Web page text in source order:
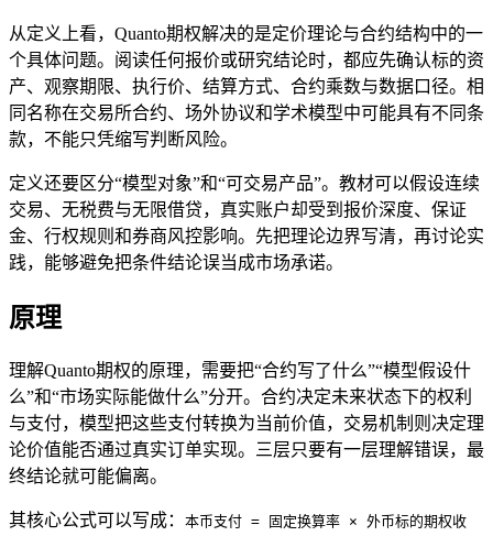
从定义上看，Quanto期权解决的是定价理论与合约结构中的一
个具体问题。阅读任何报价或研究结论时，都应先确认标的资
产、观察期限、执行价、结算方式、合约乘数与数据口径。相
同名称在交易所合约、场外协议和学术模型中可能具有不同条
款，不能只凭缩写判断风险。
定义还要区分“模型对象”和“可交易产品”。教材可以假设连续
交易、无税费与无限借贷，真实账户却受到报价深度、保证
金、行权规则和券商风控影响。先把理论边界写清，再讨论实
践，能够避免把条件结论误当成市场承诺。
原理
理解Quanto期权的原理，需要把“合约写了什么”“模型假设什
么”和“市场实际能做什么”分开。合约决定未来状态下的权利
与支付，模型把这些支付转换为当前价值，交易机制则决定理
论价值能否通过真实订单实现。三层只要有一层理解错误，最
终结论就可能偏离。
其核心公式可以写成： 本币支付 = 固定换算率 × 外币标的期权收